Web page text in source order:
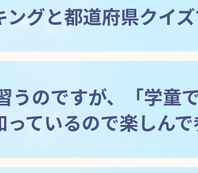
ングと都道府県クイズ
うのですが、「学童
ているので楽しんで